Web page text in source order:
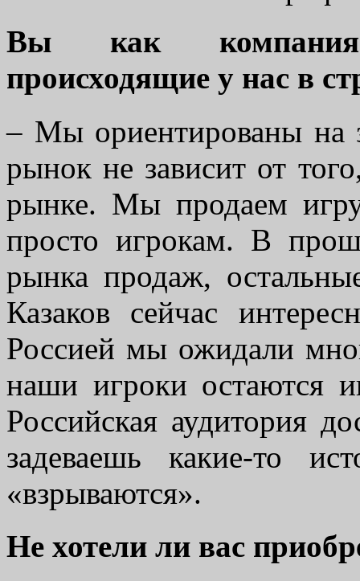
Вы как компания
происходящие у нас в
– Мы ориентированы на
рынок не зависит от
рынке. Мы продаем
просто игрокам. В
рынка продаж,
Казаков сейчас
Россией мы ожидали
наши игроки остаются
Российская аудитория
задеваешь какие-то
«взрываются».
Не хотели ли вас